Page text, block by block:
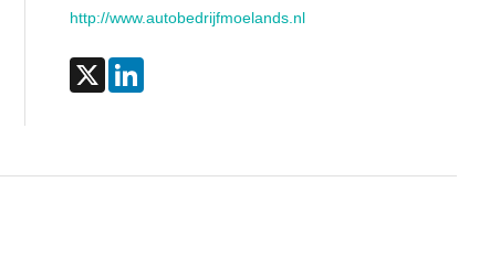
http://www.autobedrijfmoelands.nl